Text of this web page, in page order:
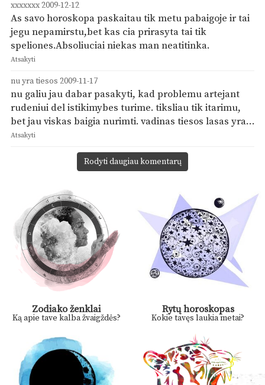
xxxxxxx2009-12-12
As savo horoskopa paskaitau tik metu pabaigoje ir tai
jegu nepamirstu,bet kas cia prirasyta tai tik
speliones.Absoliuciai niekas man neatitinka.
Atsakyti
nu yra tiesos 2009-11-17
nu galiu jau dabar pasakyti, kad problemu artejant
rudeniui del istikimybes turime. tiksliau tik itarimu,
bet jau viskas baigia nurimti. vadinas tiesos lasas yra…
Atsakyti
Rodyti daugiau komentarų
Zodiako ženklai
Ką apie tave kalba žvaigždės?
Rytų horoskopas
Kokie tavęs laukia metai?